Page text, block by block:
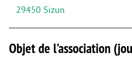
29450 Sizun
Objet de l’association